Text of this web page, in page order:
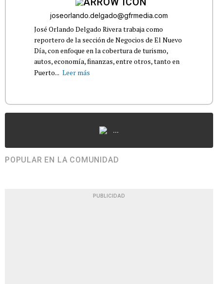
joseorlando.delgado@gfrmedia.com
José Orlando Delgado Rivera trabaja como
reportero de la sección de Negocios de El Nuevo
Día, con enfoque en la cobertura de turismo,
autos, economía, finanzas, entre otros, tanto en
Puerto... Leer más
...
POPULAR EN LA COMUNIDAD
PUBLICIDAD